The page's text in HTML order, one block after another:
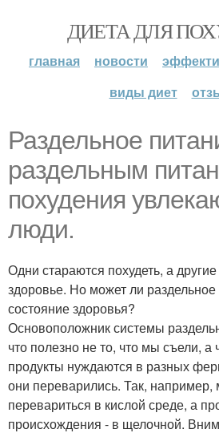
ДИЕТА ДЛЯ
главная новости
виды диет
Раздельное
раздельным
похудения
люди.
Одни стараются похудеть, а
здоровье. Но может ли
состояние здоровья?
Основоположник системы
что полезно не то, что мы съели, а
продукты нуждаются в разных
они переварились. Так, например,
перевариться в кислой среде, а
происхождения - в щелочной.